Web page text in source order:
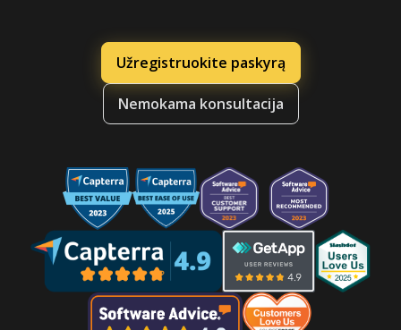
Užregistruokite paskyrą
Nemokama konsultacija